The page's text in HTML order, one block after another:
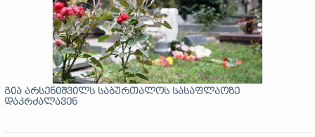
გია არსენიშვილს საბურთალოს სასაფლაოზე
დაკრძალავენ